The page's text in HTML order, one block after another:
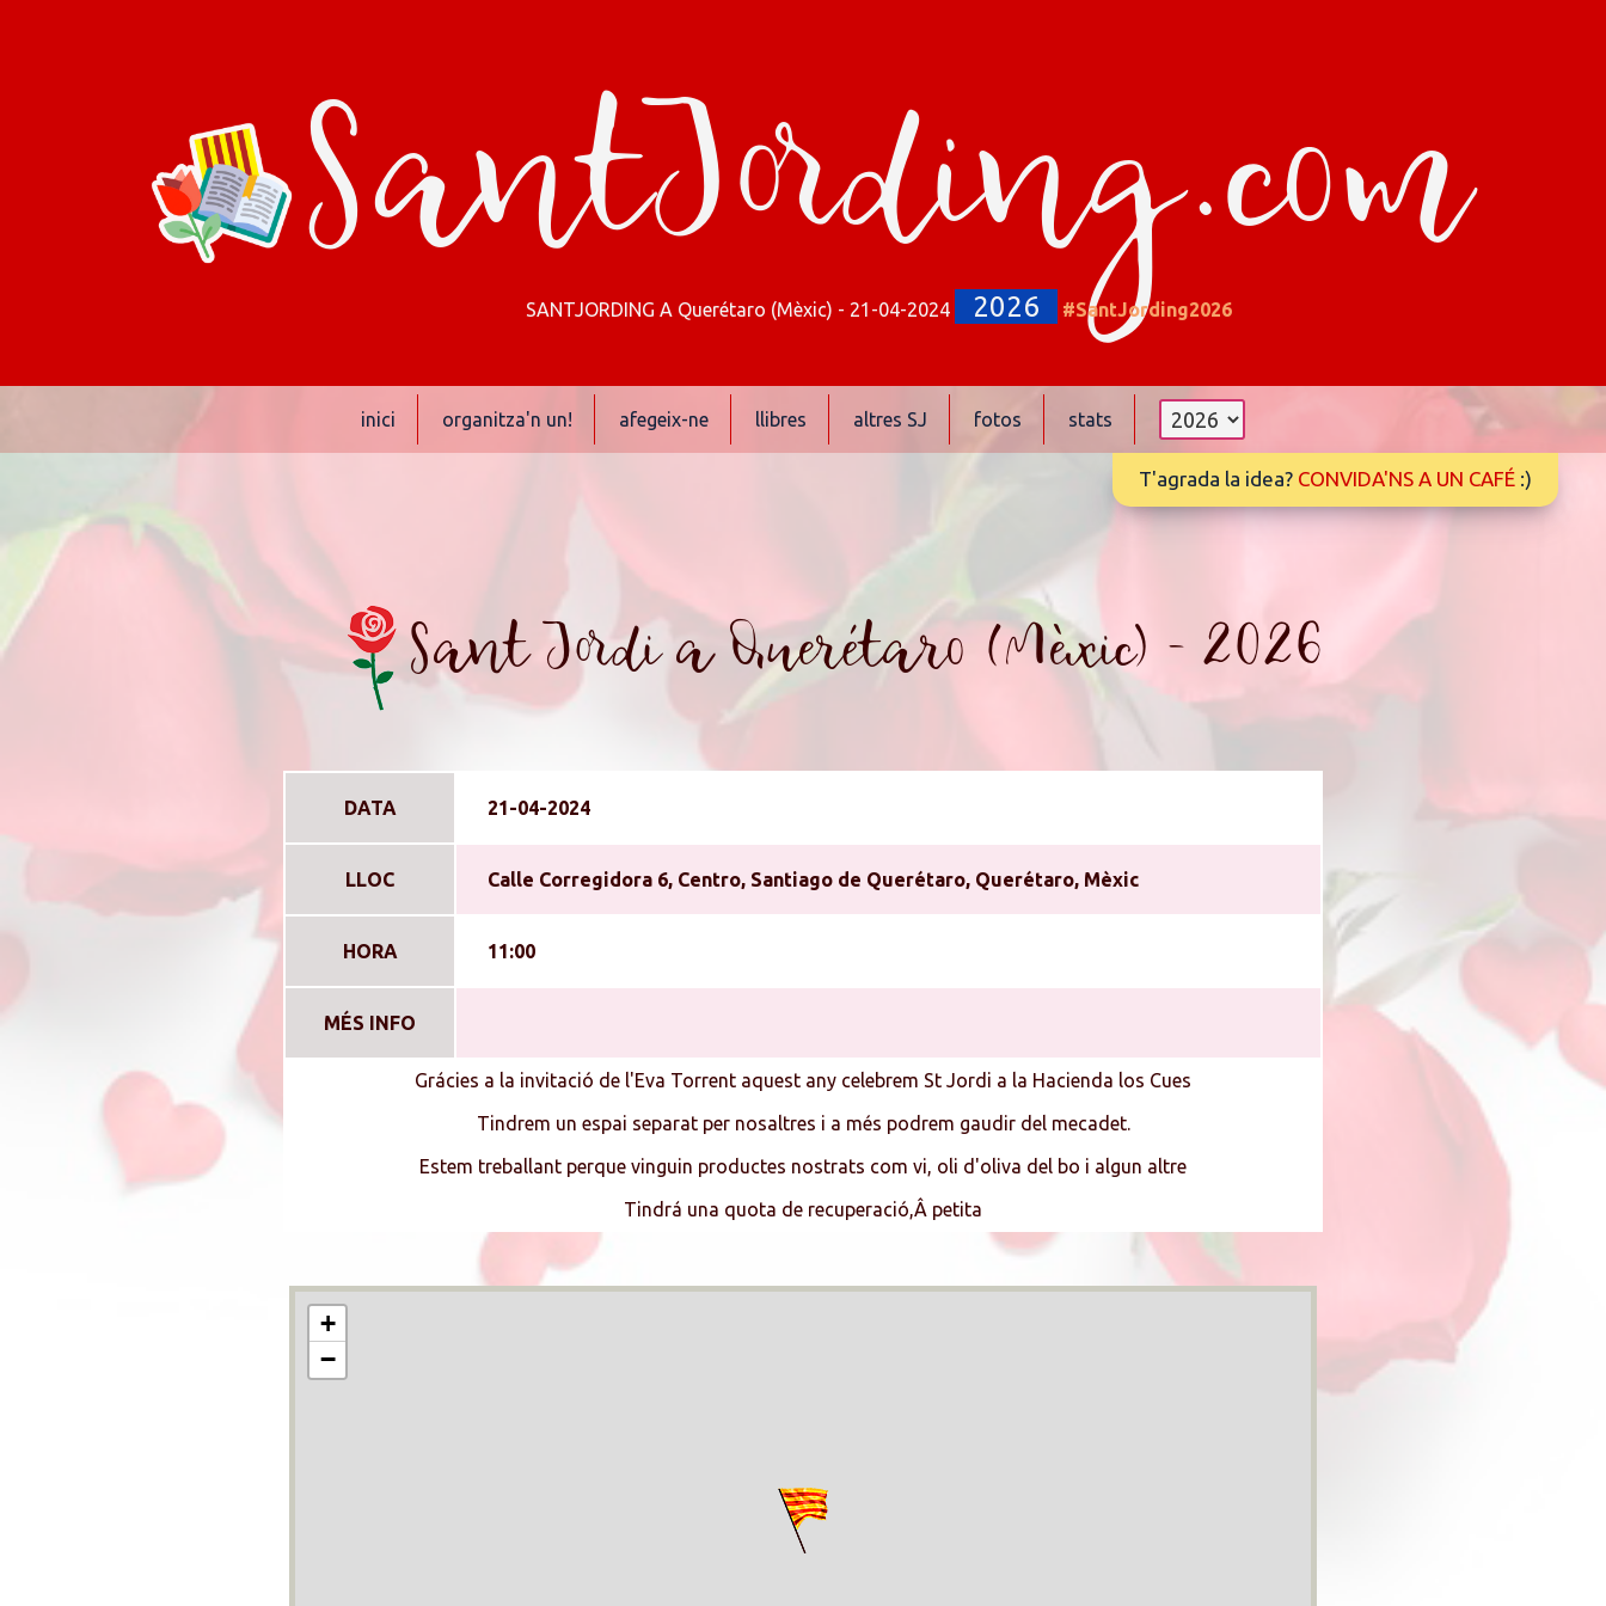
SantJording.com
SANTJORDING A Querétaro (Mèxic) - 21-04-2024 2026 #SantJording2026
inici organitza'n un! afegeix-ne llibres altres SJ fotos stats
T'agrada la idea? CONVIDA'NS A UN CAFÉ :)
Sant Jordi a Querétaro (Mèxic) - 2026
DATA 21-04-2024
LLOC Calle Corregidora 6, Centro, Santiago de Querétaro, Querétaro, Mèxic
HORA 11:00
MÉS INFO
Grácies a la invitació de l'Eva Torrent aquest any celebrem St Jordi a la Hacienda los Cues
Tindrem un espai separat per nosaltres i a més podrem gaudir del mecadet.
Estem treballant perque vinguin productes nostrats com vi, oli d'oliva del bo i algun altre
Tindrá una quota de recuperació,Â petita
+
−